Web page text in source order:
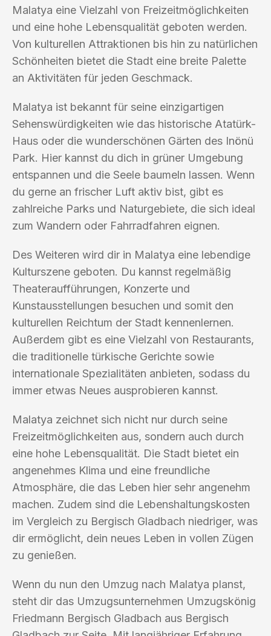
Malatya eine Vielzahl von Freizeitmöglichkeiten
und eine hohe Lebensqualität geboten werden.
Von kulturellen Attraktionen bis hin zu natürlichen
Schönheiten bietet die Stadt eine breite Palette
an Aktivitäten für jeden Geschmack.
Malatya ist bekannt für seine einzigartigen
Sehenswürdigkeiten wie das historische Atatürk-
Haus oder die wunderschönen Gärten des Inönü
Park. Hier kannst du dich in grüner Umgebung
entspannen und die Seele baumeln lassen. Wenn
du gerne an frischer Luft aktiv bist, gibt es
zahlreiche Parks und Naturgebiete, die sich ideal
zum Wandern oder Fahrradfahren eignen.
Des Weiteren wird dir in Malatya eine lebendige
Kulturszene geboten. Du kannst regelmäßig
Theateraufführungen, Konzerte und
Kunstausstellungen besuchen und somit den
kulturellen Reichtum der Stadt kennenlernen.
Außerdem gibt es eine Vielzahl von Restaurants,
die traditionelle türkische Gerichte sowie
internationale Spezialitäten anbieten, sodass du
immer etwas Neues ausprobieren kannst.
Malatya zeichnet sich nicht nur durch seine
Freizeitmöglichkeiten aus, sondern auch durch
eine hohe Lebensqualität. Die Stadt bietet ein
angenehmes Klima und eine freundliche
Atmosphäre, die das Leben hier sehr angenehm
machen. Zudem sind die Lebenshaltungskosten
im Vergleich zu Bergisch Gladbach niedriger, was
dir ermöglicht, dein neues Leben in vollen Zügen
zu genießen.
Wenn du nun den Umzug nach Malatya planst,
steht dir das Umzugsunternehmen Umzugskönig
Friedmann Bergisch Gladbach aus Bergisch